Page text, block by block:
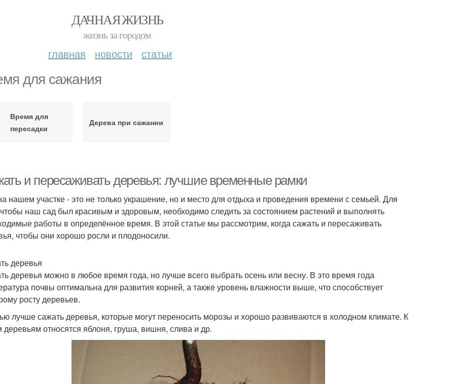
ДАЧНАЯ ЖИЗНЬ
жизнь за городом
главная новости статьи
для сажания
Время для
пересадки
Дерева при сажании
и пересаживать деревья: лучшие временные рамки
нашем участке - это не только украшение, но и место для отдыха и проведения времени с семьей. Для
чтобы наш сад был красивым и здоровым, необходимо следить за состоянием растений и выполнять
работы в определённое время. В этой статье мы рассмотрим, когда сажать и пересаживать
чтобы они хорошо росли и плодоносили.
деревья
деревья можно в любое время года, но лучше всего выбрать осень или весну. В это время года
почвы оптимальна для развития корней, а также уровень влажности выше, что способствует
росту деревьев.
лучше сажать деревья, которые могут переносить морозы и хорошо развиваются в холодном климате. К
деревьям относятся яблоня, груша, вишня, слива и др.